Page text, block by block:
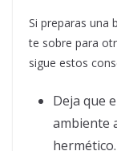
Si preparas una
te sobre para
sigue estos
Deja que
ambiente
hermético.